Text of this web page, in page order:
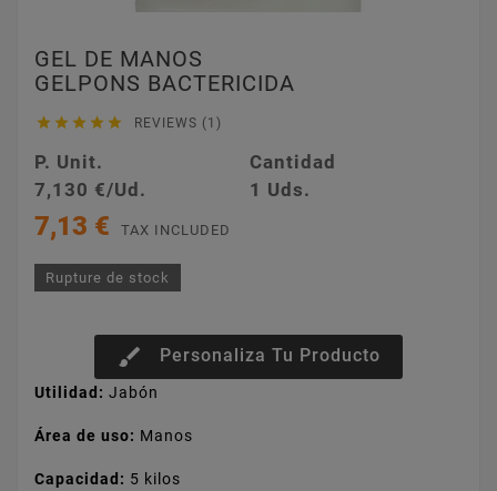
GEL DE MANOS
GELPONS BACTERICIDA
     REVIEWS (1)
P. Unit.
Cantidad
7,130 €/Ud.
1 Uds.
7,13 € TAX INCLUDED
Rupture de stock
brush Personaliza Tu Producto
Utilidad: Jabón
Área de uso: Manos
Capacidad: 5 kilos